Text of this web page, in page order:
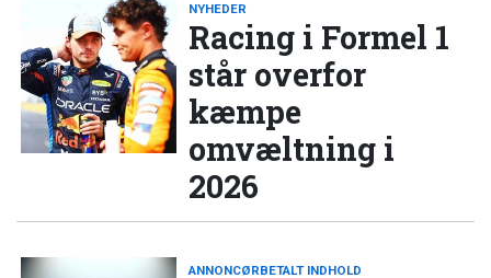
NYHEDER
Racing i Formel 1
står overfor
kæmpe
omvæltning i
2026
ANNONCØRBETALT INDHOLD